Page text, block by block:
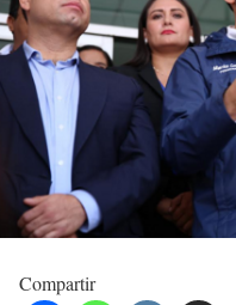
Compartir